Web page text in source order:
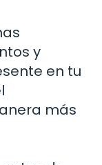
y
en tu
más